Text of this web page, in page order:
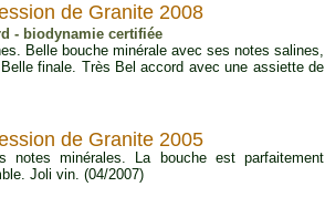
de Granite 2008
- biodynamie certifiée
Belle bouche minérale avec ses notes salines,
finale. Très Bel accord avec une assiette de
de Granite 2005
minérales. La bouche est parfaitement
Joli vin. (04/2007)